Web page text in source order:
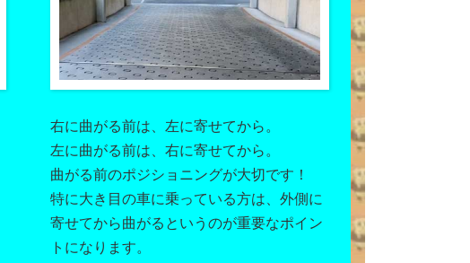
右に曲がる前は、左に寄せてから。
左に曲がる前は、右に寄せてから。
曲がる前のポジショニングが大切です！
特に大き目の車に乗っている方は、外側に
寄せてから曲がるというのが重要なポイン
トになります。